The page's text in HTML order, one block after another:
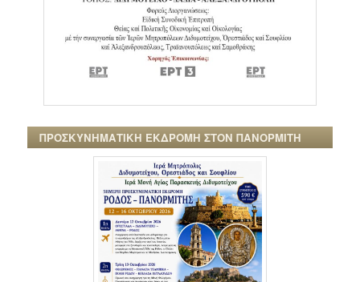
ΠΡΟΣΚΥΝΗΜΑΤΙΚΗ ΕΚΔΡΟΜΗ ΣΤΟΝ ΠΑΝΟΡΜΙΤΗ